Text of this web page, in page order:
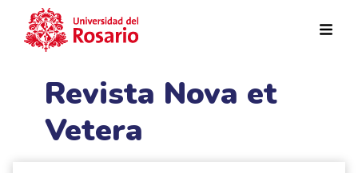
Revista Nova et
Vetera